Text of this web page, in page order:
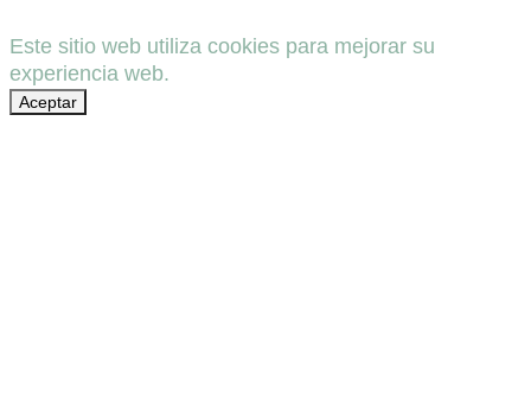
Este sitio web utiliza cookies para mejorar su
experiencia web.
Aceptar